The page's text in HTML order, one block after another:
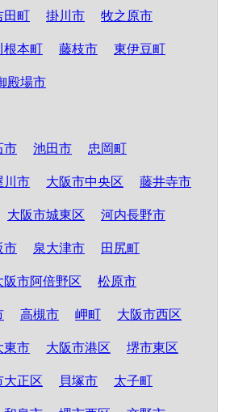
田町 掛川市 牧之原市
根本町 藤枝市 東伊豆町
殿場市
市 池田市 忠岡町
川市 大阪市中央区 藤井寺市
大阪市城東区 河内長野市
市 泉大津市 田尻町
阪市阿倍野区 松原市
高槻市 岬町 大阪市西区
東市 大阪市港区 堺市東区
大正区 貝塚市 太子町